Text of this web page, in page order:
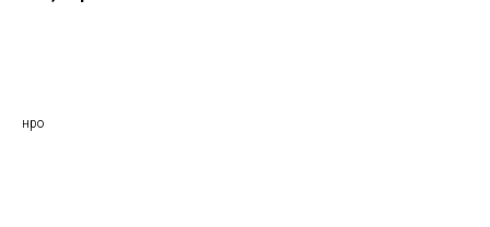
нро